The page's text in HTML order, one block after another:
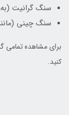
سنگ گرانیت
سنگ چینی
برای مشاهده تمامی
کنید.